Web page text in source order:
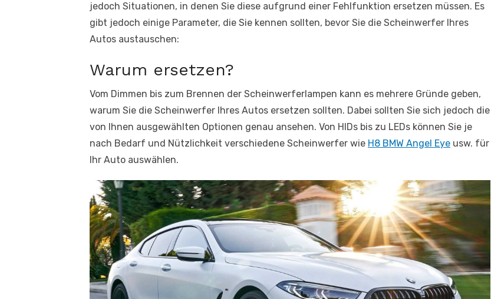
jedoch Situationen, in denen Sie diese aufgrund einer Fehlfunktion ersetzen müssen. Es
gibt jedoch einige Parameter, die Sie kennen sollten, bevor Sie die Scheinwerfer Ihres
Autos austauschen:
Warum ersetzen?
Vom Dimmen bis zum Brennen der Scheinwerferlampen kann es mehrere Gründe geben,
warum Sie die Scheinwerfer Ihres Autos ersetzen sollten. Dabei sollten Sie sich jedoch die
von Ihnen ausgewählten Optionen genau ansehen. Von HIDs bis zu LEDs können Sie je
nach Bedarf und Nützlichkeit verschiedene Scheinwerfer wie H8 BMW Angel Eye usw. für
Ihr Auto auswählen.